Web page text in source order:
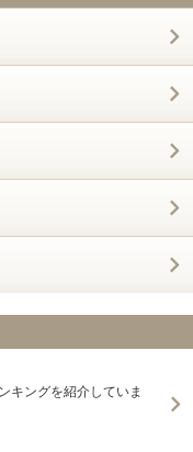
キングを紹介していま